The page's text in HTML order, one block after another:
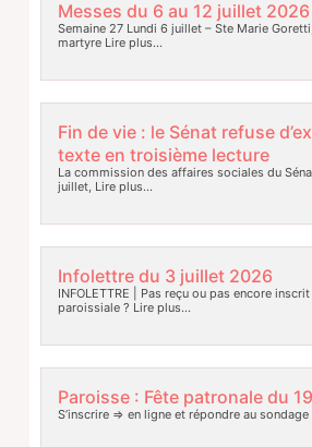
Messes du 6 au 12 juillet 2026
Semaine 27 Lundi 6 juillet – Ste Marie
martyreLire plus…
Fin de vie : le Sénat refuse
texte en troisième lecture
La commission des affaires sociales du
juillet, Lire plus…
Infolettre du 3 juillet 2026
INFOLETTRE | Pas reçu ou pas encore
paroissiale ? Lire plus…
Paroisse : Fête patronale du
S’inscrire => en ligne et répondre au sondage